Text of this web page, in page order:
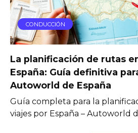
CONDUCCIÓN
La planificación de rutas
España: Guía definitiva
Autoworld de España
Guía completa para la
viajes por España – Autoworld